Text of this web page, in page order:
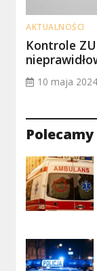
AKTUALNOŚCI
Kontrole
10 maja 2024
Polecamy